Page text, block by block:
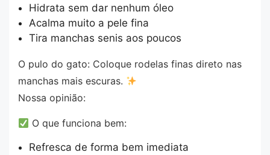
Hidrata sem dar nenhum óleo
Acalma muito a pele fina
Tira manchas senis aos poucos
O pulo do gato: Coloque rodelas finas direto nas
manchas mais escuras.
Nossa opinião:
O que funciona bem:
Refresca de forma bem imediata